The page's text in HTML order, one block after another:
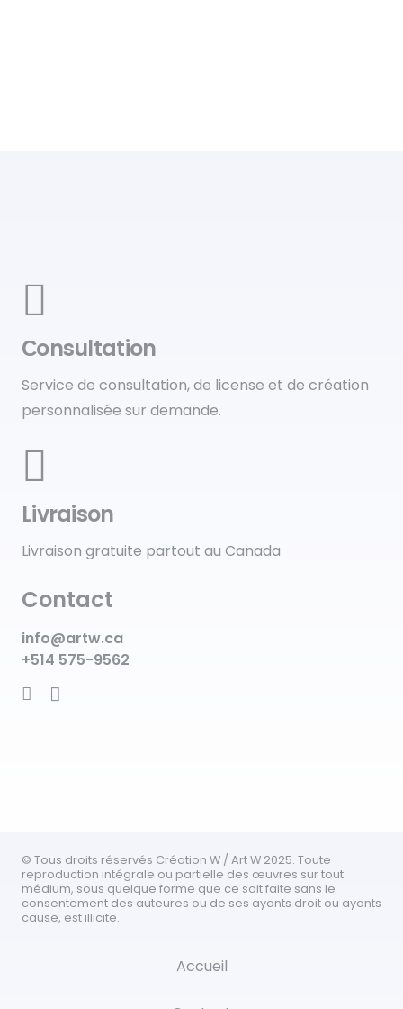
Сonsultation
Service de consultation, de license et de création
personnalisée sur demande.
Livraison
Livraison gratuite partout au Canada
Contact
info@artw.ca
+514 575-9562
© Tous droits réservés Création W / Art W 2025. Toute
reproduction intégrale ou partielle des œuvres sur tout
médium, sous quelque forme que ce soit faite sans le
consentement des auteures ou de ses ayants droit ou ayants
cause, est illicite.
Accueil